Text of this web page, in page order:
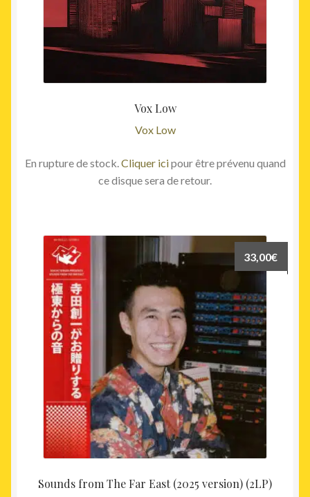
Vox Low
Vox Low
En rupture de stock. Cliquer icipour être prévenu quand
ce disque sera de retour.
Sounds from The Far East (2025 version) (2LP)
33,00€